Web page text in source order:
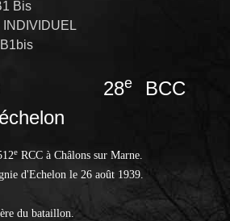
Bis
28e
BCC
e RCC à Châlons sur Marne.
d'Echelon le 26 août 1939.
du bataillon.